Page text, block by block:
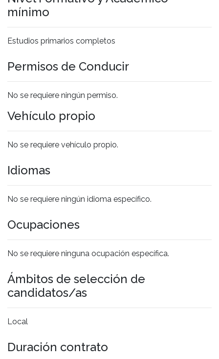
mínimo
Estudios primarios completos
Permisos de Conducir
No se requiere ningún permiso.
Vehículo propio
No se requiere vehículo propio.
Idiomas
No se requiere ningún idioma específico.
Ocupaciones
No se requiere ninguna ocupación específica.
Ámbitos de selección de
candidatos/as
Local
Duración contrato